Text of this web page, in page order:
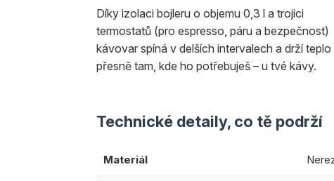
Díky izolaci bojleru o objemu 0,3 l a trojici
termostatů (pro espresso, páru a bezpečnost)
kávovar spíná v delších intervalech a drží teplo
přesně tam, kde ho potřebuješ – u tvé kávy.
Technické detaily, co tě podrží
Materiál